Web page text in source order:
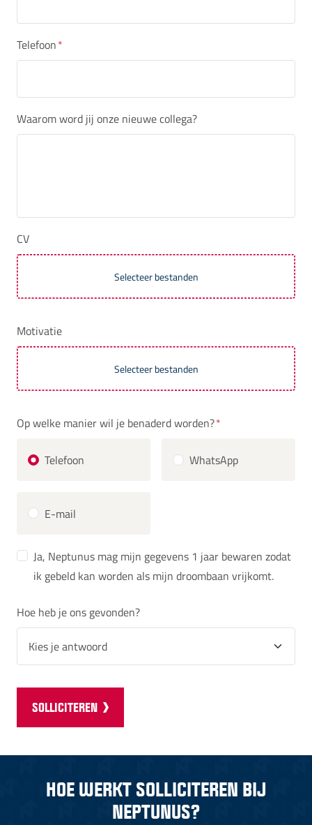
Telefoon*
Waarom word jij onze nieuwe collega?
CV
Selecteer bestanden
Motivatie
Selecteer bestanden
Op welke manier wil je benaderd worden?*
Telefoon WhatsApp
E-mail
Ja, Neptunus mag mijn gegevens 1 jaar bewaren zodat
ik gebeld kan worden als mijn droombaan vrijkomt.
Hoe heb je ons gevonden?
SOLLICITEREN
HOE WERKT SOLLICITEREN BIJ
NEPTUNUS?